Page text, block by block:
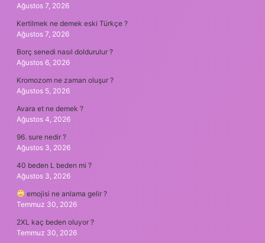
Ağustos 7, 2026
Kertilmek ne demek eski Türkçe ?
Ağustos 7, 2026
Borç senedi nasıl doldurulur ?
Ağustos 6, 2026
Kromozom ne zaman oluşur ?
Ağustos 5, 2026
Avara et ne demek ?
Ağustos 4, 2026
96. sure nedir ?
Ağustos 3, 2026
40 beden L beden mi ?
Ağustos 3, 2026
emojisi ne anlama gelir ?
Temmuz 30, 2026
2XL kaç beden oluyor ?
Temmuz 30, 2026